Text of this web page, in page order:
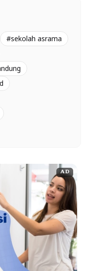
#sekolah asrama
AD